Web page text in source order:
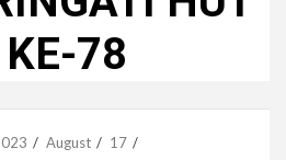
78
August
17